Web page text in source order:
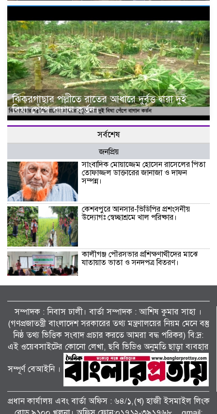
ঝিকরগাছার পল্লীতে রাতের আধারে দুর্বৃত্ত দ্বারা দুই
বিঘা পেঁপে বাগান কর্তন।
সর্বশেষ
জনপ্রিয়
সাংবাদিক মোয়াজ্জেম হোসেন রাসেলের পিতা
তোফাজ্জল ডাক্তারের জানাজা ও দাফন
সম্পন্ন।
কেশবপুরে আনসার-ভিডিপির প্রশংসনীয়
উদ্যোগঃ স্বেচ্ছাশ্রমে খাল পরিষ্কার।
কালীগঞ্জ পৌরসভার প্রশিক্ষণার্থীদের মাঝে
যাতায়াত ভাতা ও সনদপত্র বিতরণ।
কেশবপুর (অসকস)-এর উদ্যোগে বৃক্ষরোপণ
কর্মসূচি-২০২৬ পালন।
মাদকের সাথে জড়িত ব্যাক্তিদের কোন প্রকার
ছাড় নেই, নেওয়া হবে কঠোর ব্যবস্থা
…………….খুলনা জেলা পুলিশ সুপার ।
বিলাইছড়িতে বন্যাদুর্গতদের পাশে ব্র্যাক।
সম্পাদক : নিবাস ঢালী। বার্তা সম্পাদক : আশিষ কুমাৱ সাহা ।
(গণপ্রজাতন্ত্রী বাংলাদেশ সরকারের তথ্য মন্ত্রণালয়ের নিয়ম মেনে বস্তু
নিষ্ঠ তথ্য ভিত্তিক সংবাদ প্রচার করতে আমরা বদ্ধ পরিকর) বি:দ্র:
এই ওয়েবসাইটের কোনো লেখা, ছবি ভিডিও অনুমতি ছাড়া ব্যবহার
সম্পূর্ণ বেআইনি ।
প্রধান কার্যালয় এবং বার্তা অফিস : ৬৪/১,(খ) হাজী ইসমাইল লিংক